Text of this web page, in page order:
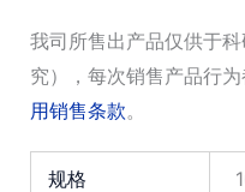
我司所售出产品仅供于
究），每次销售产品行
用销售条款。
规格